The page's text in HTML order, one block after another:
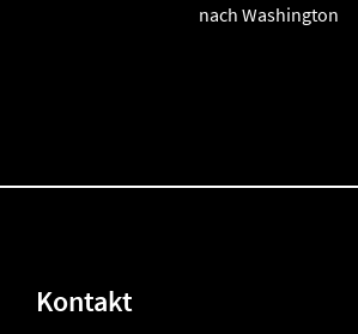
nach Washington
Kontakt